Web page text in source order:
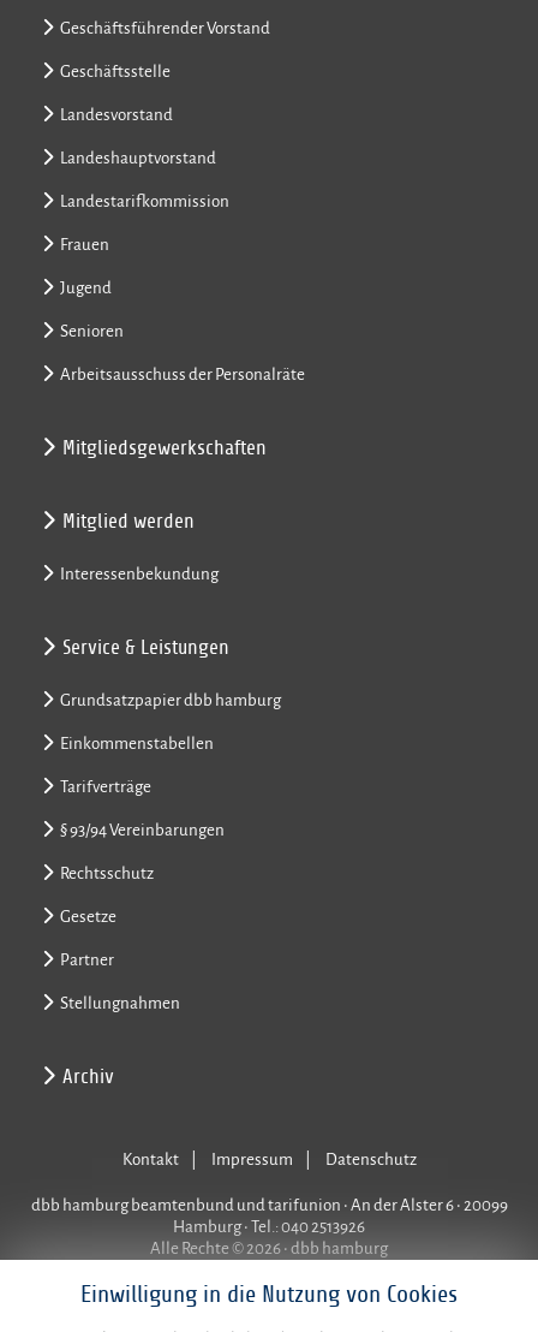
Einwilligung in die Nutzung von Cookies
Geschäftsführender Vorstand
Geschäftsstelle
Landesvorstand
Landeshauptvorstand
Landestarifkommission
Frauen
Jugend
Senioren
Arbeitsausschuss der Personalräte
Mitgliedsgewerkschaften
Mitglied werden
Interessenbekundung
Service & Leistungen
Grundsatzpapier dbb hamburg
Einkommenstabellen
Tarifverträge
§ 93/94 Vereinbarungen
Rechtsschutz
Gesetze
Partner
Stellungnahmen
Archiv
Kontakt Impressum Datenschutz
dbb hamburg beamtenbund und tarifunion • An der Alster 6 • 20099
Hamburg • Tel.: 040 2513926
Alle Rechte © 2026 • dbb hamburg